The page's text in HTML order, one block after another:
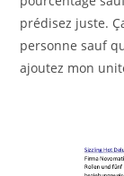
prédisez juste.
personne sauf
ajoutez mon